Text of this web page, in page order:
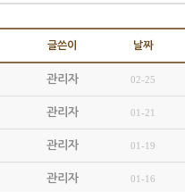
글쓴이 날짜
관리자 02-25
관리자 01-21
관리자 01-19
관리자 01-16